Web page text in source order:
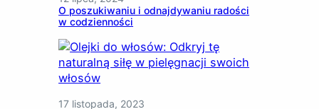
O poszukiwaniu i odnajdywaniu radości
w codzienności
17 listopada, 2023